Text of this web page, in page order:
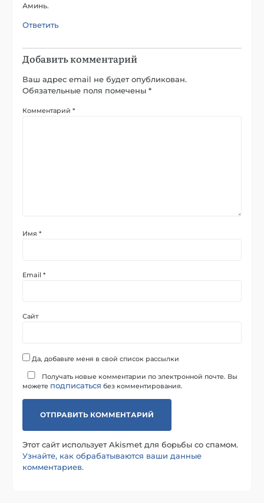
Аминь.
Ответить
Добавить комментарий
Ваш адрес email не будет опубликован.
Обязательные поля помечены*
Комментарий*
Имя*
Email*
Сайт
Да, добавьте меня в свой список рассылки
Получать новые комментарии по электронной почте. Вы
можете подписаться без комментирования.
Этот сайт использует Akismet для борьбы со спамом.
Узнайте, как обрабатываются ваши данные
комментариев.